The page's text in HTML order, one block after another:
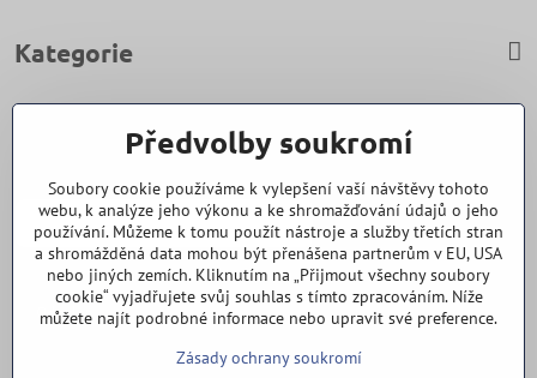
Kategorie
Zavoláme Vám zpět
Váš telefon
Odeslat
Předvolby soukromí
Soubory cookie používáme k vylepšení vaší návštěvy tohoto
webu, k analýze jeho výkonu a ke shromažďování údajů o jeho
používání. Můžeme k tomu použít nástroje a služby třetích stran
a shromážděná data mohou být přenášena partnerům v EU, USA
nebo jiných zemích. Kliknutím na „Přijmout všechny soubory
cookie“ vyjadřujete svůj souhlas s tímto zpracováním. Níže
můžete najít podrobné informace nebo upravit své preference.
Zásady ochrany soukromí